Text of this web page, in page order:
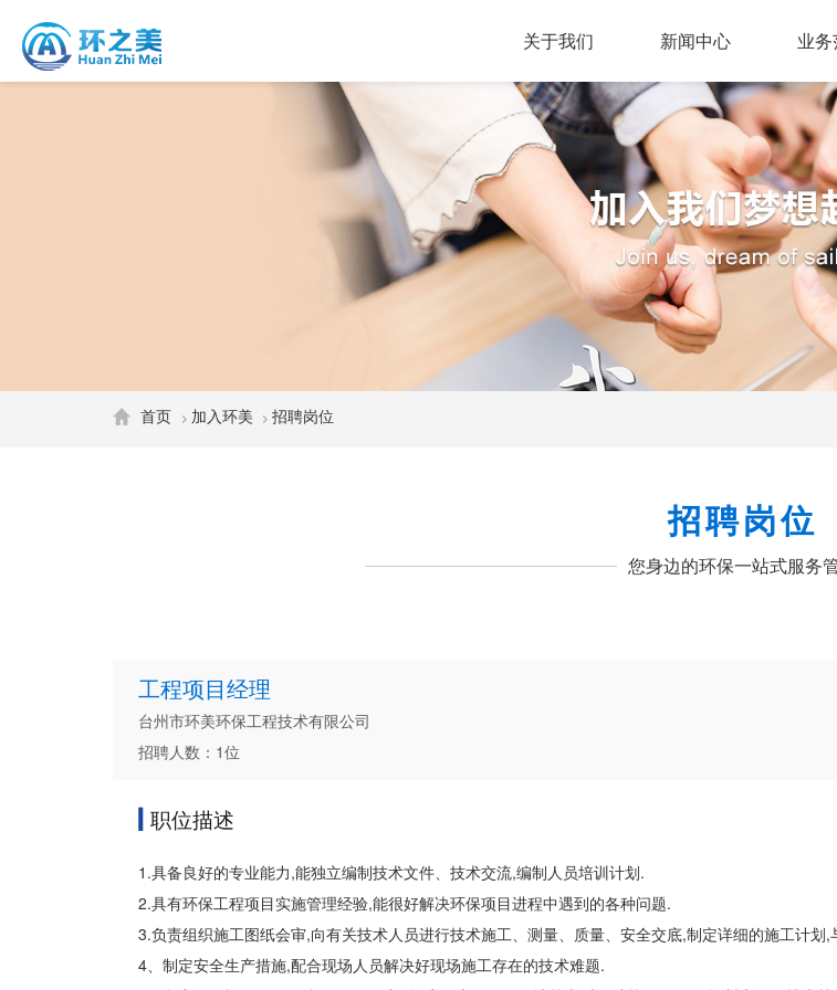
关于我们 新闻中心 业
首页 > 加入环美 > 招聘岗位
招聘岗位
您身边的环保一站式服务
工程项目经理
台州市环美环保工程技术有限公司
招聘人数：1位
职位描述
1.具备良好的专业能力,能独立编制技术文件、技术交流,编制人员培训计划.
2.具有环保工程项目实施管理经验,能很好解决环保项目进程中遇到的各种问题.
3.负责组织施工图纸会审,向有关技术人员进行技术施工、测量、质量、安全交底,制定详细的施工计
4、制定安全生产措施,配合现场人员解决好现场施工存在的技术难题.